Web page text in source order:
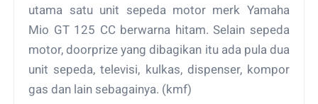
utama satu unit sepeda motor merk Yamaha
Mio GT 125 CC berwarna hitam. Selain sepeda
motor, doorprize yang dibagikan itu ada pula dua
unit sepeda, televisi, kulkas, dispenser, kompor
gas dan lain sebagainya. (kmf)